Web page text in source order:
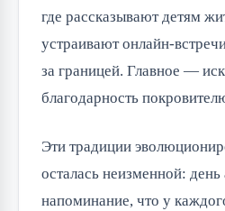
где рассказывают детям
устраивают онлайн-
за границей. Главное —
благодарность
Эти традиции
осталась неизменной:
напоминание, что у